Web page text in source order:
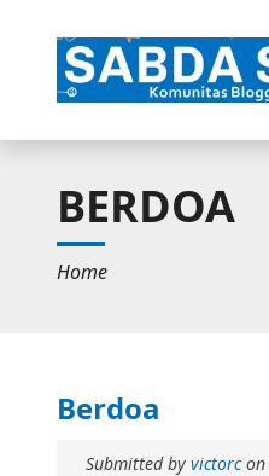
BERDOA
Home
Berdoa
Submitted by victorcon